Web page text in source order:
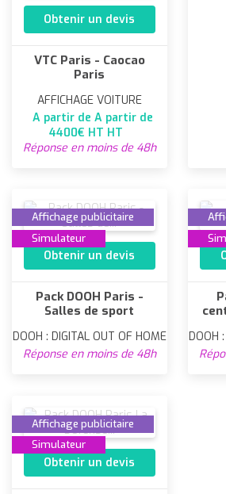
Obtenir un devis
VTC Paris - Caocao
Paris
AFFICHAGE VOITURE
A partir de A partir de
4400€ HT HT
Réponse en moins de 48h
Affichage publicitaire
Simulateur
Obtenir un devis
Pack DOOH Paris -
Salles de sport
DOOH : DIGITAL OUT OF HOME
Réponse en moins de 48h
DOOH
Affichage publicitaire
Simulateur
Obtenir un devis